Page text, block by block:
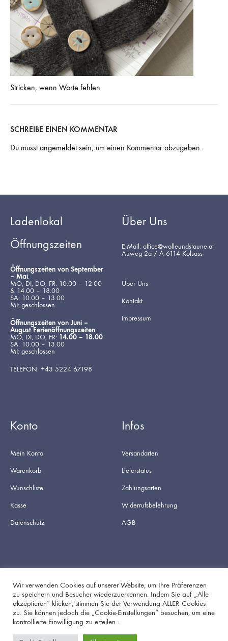
Stricken, wenn Worte fehlen
SCHREIBE EINEN KOMMENTAR
Du musstangemeldetsein, um einen Kommentar abzugeben.
Ladenlokal
Öffnungszeiten
Öffnungszeiten von September
– Mai:
MO, DI, DO, FR: 10.00 – 12.00
& 14.00 – 18.00
SA: 10.00 – 13.00
MI: geschlossen
Öffnungszeiten von Juni –
August Ferienöffnungszeiten:
MO, DI, DO, FR: 14.00 – 18.00
SA: 10.00 – 13.00
MI: geschlossen
TELEFON: +43 5224 67198
Über Uns
E-Mail: office@wolleundstaune.at
Auweg 2a / A-6114 Kolsass
Über Uns
Kontakt
Impressum
Konto
Mein Konto
Warenkorb
Wunschliste
Kasse
Datenschutz
Infos
Versandarten
Lieferstatus
Zahlungsarten
Widerrufsbelehrung
AGB
FacebookInstagram
Wir verwenden Cookies auf unserer Website, um Ihre Präferenzen
zu speichern und Besucher wiederzuerkennen. Indem Sie auf „Alle
akzeptieren“ klicken, stimmen Sie der Verwendung ALLER Cookies
zu. Sie können jedoch die „Cookie-Einstellungen“ besuchen, um eine
kontrollierte Einwilligung zu erteilen .